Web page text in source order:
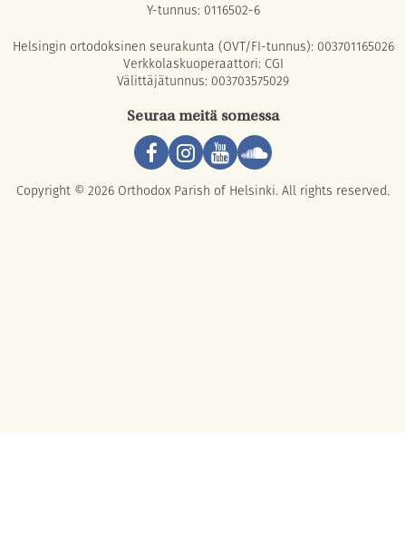
Y-tunnus: 0116502-6
Helsingin ortodoksinen seurakunta (OVT/FI-tunnus): 003701165026
Verkkolaskuoperaattori: CGI
Välittäjätunnus: 003703575029
Seuraa meitä somessa
Copyright © 2026 Orthodox Parish of Helsinki. All rights reserved.